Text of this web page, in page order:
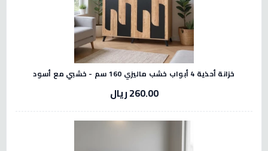
خزانة أحذية 4 أبواب خشب ماليزي 160 سم - خشبي مع أسود
260.00 ريال